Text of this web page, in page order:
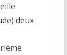
deux